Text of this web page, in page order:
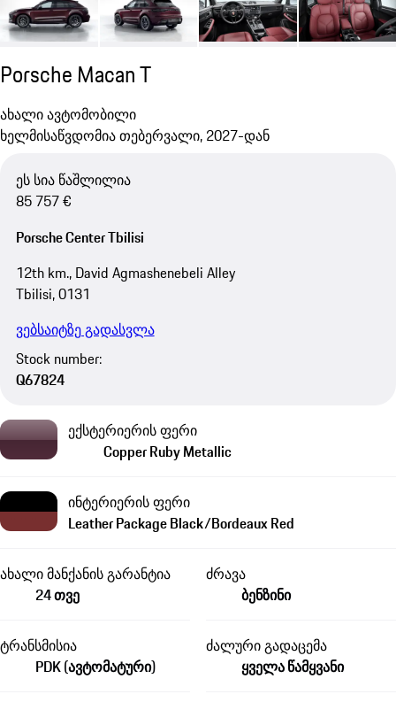
Porsche Macan T
ახალი ავტომობილი
ხელმისაწვდომია თებერვალი, 2027-დან
ეს სია წაშლილია
85 757 €
Porsche Center Tbilisi
12th km., David Agmashenebeli Alley
Tbilisi, 0131
ვებსაიტზე გადასვლა
Stock number:
Q67824
ექსტერიერის ფერი
Copper Ruby Metallic
ინტერიერის ფერი
Leather Package Black/Bordeaux Red
ახალი მანქანის გარანტია
24 თვე
ძრავა
ბენზინი
ტრანსმისია
PDK (ავტომატური)
ძალური გადაცემა
ყველა წამყვანი